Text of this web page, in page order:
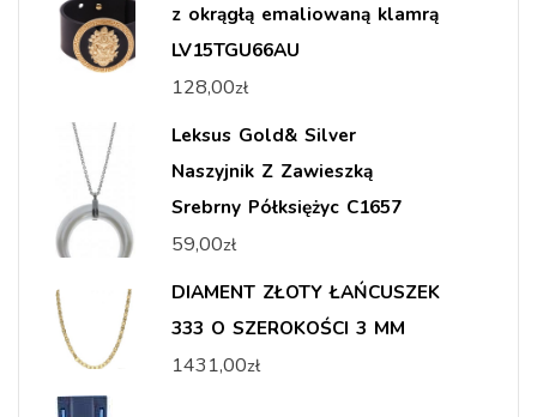
z okrągłą emaliowaną klamrą
LV15TGU66AU
128,00zł
Leksus Gold& Silver
Naszyjnik Z Zawieszką
Srebrny Półksiężyc C1657
59,00zł
DIAMENT ZŁOTY ŁAŃCUSZEK
333 O SZEROKOŚCI 3 MM
1431,00zł